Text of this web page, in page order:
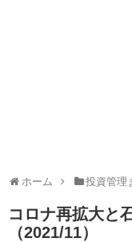
ホーム 投資管理
コロナ再拡大と
（2021/11）